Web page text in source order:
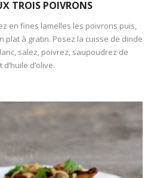
TROIS POIVRONS
en fines lamelles les poivrons puis,
plat à gratin. Posez la cuisse de dinde
salez, poivrez, saupoudrez de
d’olive.